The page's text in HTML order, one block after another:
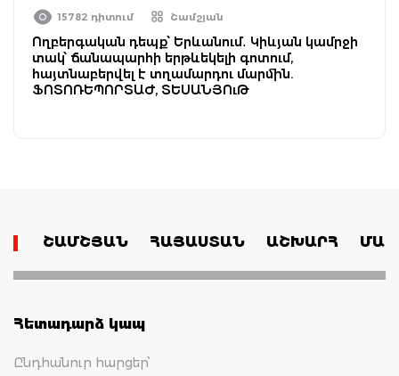
15782 դիտում Շամշյան
Ողբերգական դեպք՝ Երևանում․ Կիևյան կամրջի
տակ՝ ճանապարհի երթևեկելի գոտում,
հայտնաբերվել է տղամարդու մարմին.
ՖՈՏՈՌԵՊՈՐՏԱԺ, ՏԵՍԱՆՅՈւԹ
ՇԱՄՇՅԱՆ ՀԱՅԱՍՏԱՆ ԱՇԽԱՐՀ
Հետադարձ կապ
Ընդհանուր հարցեր՝